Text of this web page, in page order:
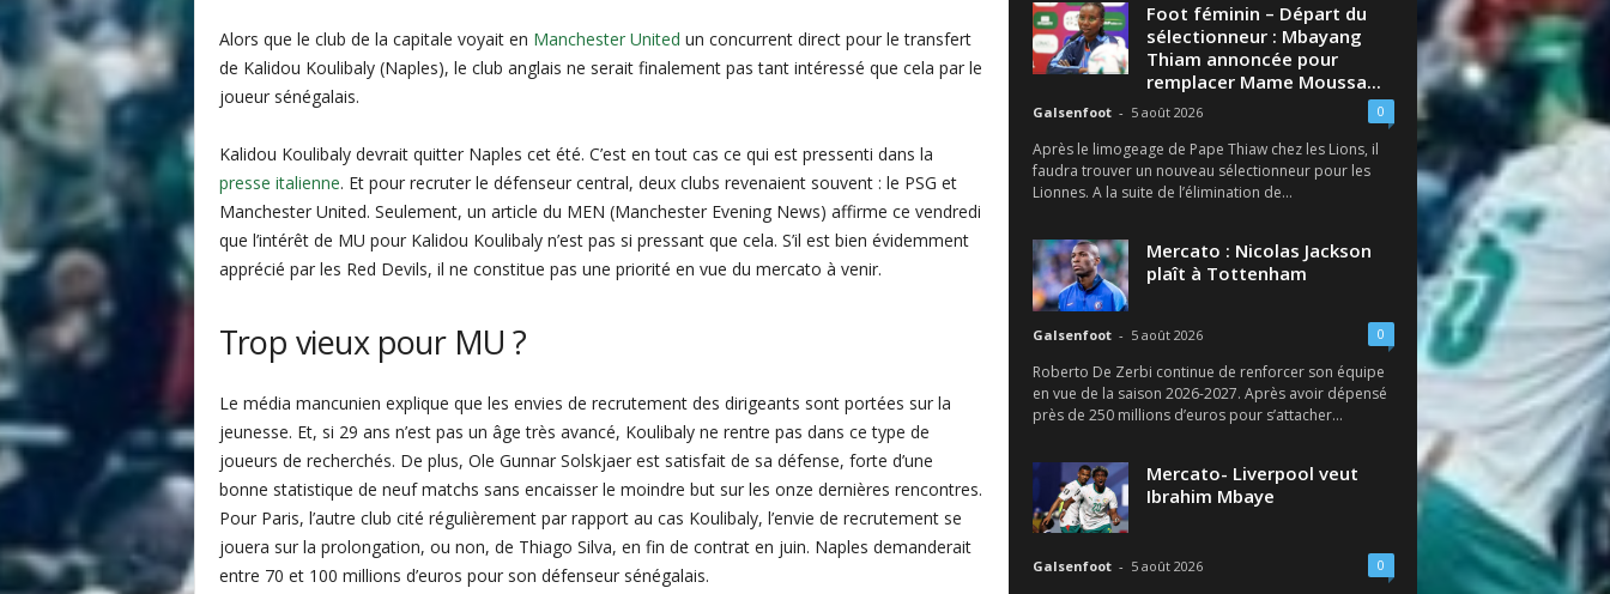
s
Alors que le club de la capitale voyait en Manchester United un concurrent direct pour le transfert
de Kalidou Koulibaly (Naples), le club anglais ne serait finalement pas tant intéressé que cela par le
joueur sénégalais.
Kalidou Koulibaly devrait quitter Naples cet été. C’est en tout cas ce qui est pressenti dans la
presse italienne. Et pour recruter le défenseur central, deux clubs revenaient souvent : le PSG et
Manchester United. Seulement, un article du MEN (Manchester Evening News) affirme ce vendredi
que l’intérêt de MU pour Kalidou Koulibaly n’est pas si pressant que cela. S’il est bien évidemment
apprécié par les Red Devils, il ne constitue pas une priorité en vue du mercato à venir.
Trop vieux pour MU ?
Le média mancunien explique que les envies de recrutement des dirigeants sont portées sur la
jeunesse. Et, si 29 ans n’est pas un âge très avancé, Koulibaly ne rentre pas dans ce type de
joueurs de recherchés. De plus, Ole Gunnar Solskjaer est satisfait de sa défense, forte d’une
bonne statistique de neuf matchs sans encaisser le moindre but sur les onze dernières rencontres.
Pour Paris, l’autre club cité régulièrement par rapport au cas Koulibaly, l’envie de recrutement se
jouera sur la prolongation, ou non, de Thiago Silva, en fin de contrat en juin. Naples demanderait
entre 70 et 100 millions d’euros pour son défenseur sénégalais.
Foot féminin – Départ du
sélectionneur : Mbayang
Thiam annoncée pour
remplacer Mame Moussa...
Galsenfoot - 5 août 2026 0
Après le limogeage de Pape Thiaw chez les Lions, il
faudra trouver un nouveau sélectionneur pour les
Lionnes. A la suite de l’élimination de...
Mercato : Nicolas Jackson
plaît à Tottenham
Galsenfoot - 5 août 2026 0
Roberto De Zerbi continue de renforcer son équipe
en vue de la saison 2026-2027. Après avoir dépensé
près de 250 millions d’euros pour s’attacher...
Mercato- Liverpool veut
Ibrahim Mbaye
Galsenfoot - 5 août 2026 0